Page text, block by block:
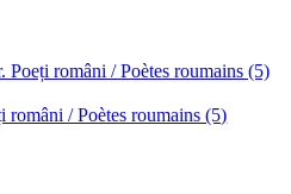
români / Poètes roumains (5)